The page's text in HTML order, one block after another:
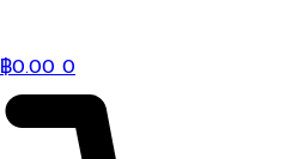
฿0.00 0